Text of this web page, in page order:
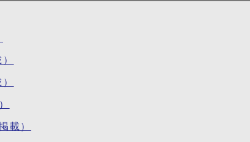
載）